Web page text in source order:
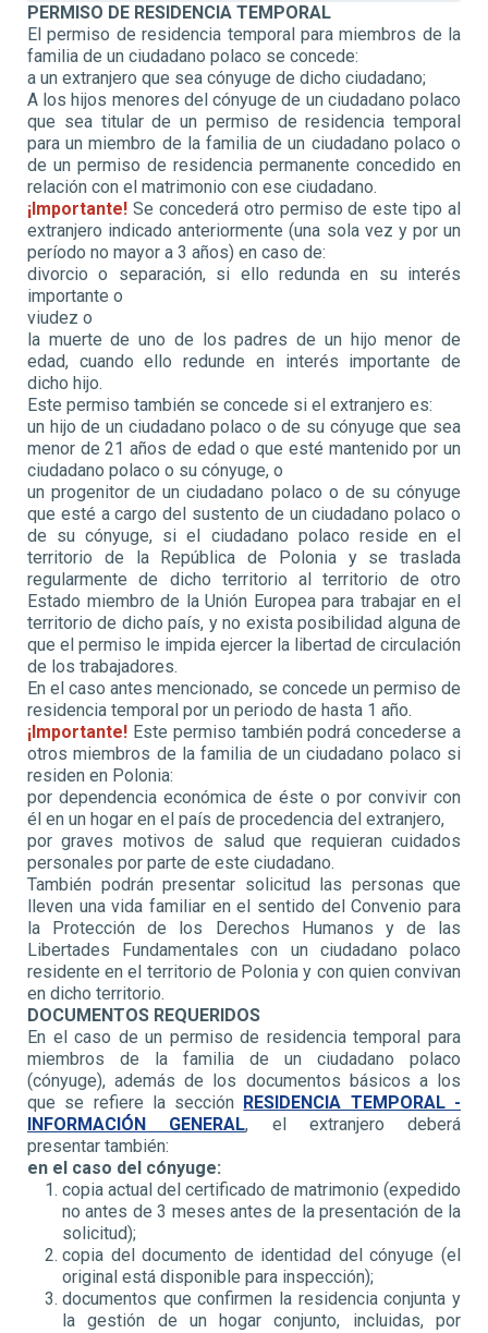
PERMISO DE RESIDENCIA TEMPORAL
El permiso de residencia temporal para miembros de la
familia de un ciudadano polaco se concede:
a un extranjero que sea cónyuge de dicho ciudadano;
A los hijos menores del cónyuge de un ciudadano polaco
que sea titular de un permiso de residencia temporal
para un miembro de la familia de un ciudadano polaco o
de un permiso de residencia permanente concedido en
relación con el matrimonio con ese ciudadano.
¡Importante! Se concederá otro permiso de este tipo al
extranjero indicado anteriormente (una sola vez y por un
período no mayor a 3 años) en caso de:
divorcio o separación, si ello redunda en su interés
importante o
viudez o
la muerte de uno de los padres de un hijo menor de
edad, cuando ello redunde en interés importante de
dicho hijo.
Este permiso también se concede si el extranjero es:
un hijo de un ciudadano polaco o de su cónyuge que sea
menor de 21 años de edad o que esté mantenido por un
ciudadano polaco o su cónyuge, o
un progenitor de un ciudadano polaco o de su cónyuge
que esté a cargo del sustento de un ciudadano polaco o
de su cónyuge, si el ciudadano polaco reside en el
territorio de la República de Polonia y se traslada
regularmente de dicho territorio al territorio de otro
Estado miembro de la Unión Europea para trabajar en el
territorio de dicho país, y no exista posibilidad alguna de
que el permiso le impida ejercer la libertad de circulación
de los trabajadores.
En el caso antes mencionado, se concede un permiso de
residencia temporal por un periodo de hasta 1 año.
¡Importante! Este permiso también podrá concederse a
otros miembros de la familia de un ciudadano polaco si
residen en Polonia:
por dependencia económica de éste o por convivir con
él en un hogar en el país de procedencia del extranjero,
por graves motivos de salud que requieran cuidados
personales por parte de este ciudadano.
También podrán presentar solicitud las personas que
lleven una vida familiar en el sentido del Convenio para
la Protección de los Derechos Humanos y de las
Libertades Fundamentales con un ciudadano polaco
residente en el territorio de Polonia y con quien convivan
en dicho territorio.
DOCUMENTOS REQUERIDOS
En el caso de un permiso de residencia temporal para
miembros de la familia de un ciudadano polaco
(cónyuge), además de los documentos básicos a los
que se refiere la sección RESIDENCIA TEMPORAL -
INFORMACIÓN GENERAL, el extranjero deberá
presentar también:
en el caso del cónyuge:
copia actual del certificado de matrimonio (expedido
no antes de 3 meses antes de la presentación de la
solicitud);
copia del documento de identidad del cónyuge (el
original está disponible para inspección);
documentos que confirmen la residencia conjunta y
la gestión de un hogar conjunto, incluidas, por